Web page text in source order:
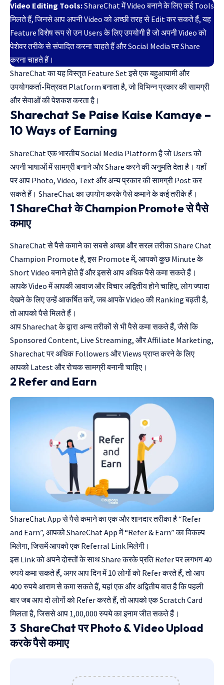
Video Editing Tools:ShareChat में Video बनाने के लिए कई Tools
मिलते हैं, जिनसे आप अपनी Video को अच्छी तरह से Edit कर सकते हैं, यह
Feature विशेष रूप से उन Users के लिए उपयोगी है जो अपनी Video को
पेशेवर तरीके से संपादित करना चाहते हैं और Social Media पर Share
करना चाहते हैं।
ShareChat का यह विस्तृत Feature Set इसे एक बहुआयामी और
उपयोगकर्ता-मित्रवत Platform बनाता है, जो विभिन्न प्रकार की सामग्री
और सेवाओं की पेशकश करता है।
Sharechat Se Paise Kaise Kamaye –
10 Ways of Earning
ShareChat एक भारतीय Social Media Platform है जो Users को
अपनी भाषाओं में सामग्री बनाने और Share करने की अनुमति देता है। यहाँ
पर आप Photo, Video, Text और अन्य प्रकार की सामग्री Post कर
सकते हैं। ShareChat का उपयोग करके पैसे कमाने के कई तरीके हैं।
1 ShareChat के Champion Promote से पैसे
कमाए
ShareChat से पैसे कमाने का सबसे अच्छा और सरल तरीका Share Chat
Champion Promote है, इस Promote में, आपको कुछ Minute के
Short Video बनाने होते हैं और इससे आप अधिक पैसे कमा सकते हैं।
आपके Video में आपकी आवाज और विचार अद्वितीय होने चाहिए, लोग ज्यादा
देखने के लिए उन्हें आकर्षित करें, जब आपके Video की Ranking बढ़ती है,
तो आपको पैसे मिलते हैं।
आप Sharechat के द्वारा अन्य तरीकों से भी पैसे कमा सकते हैं, जैसे कि
Sponsored Content, Live Streaming, और Affiliate Marketing,
Sharechat पर अधिक Followers और Views प्राप्त करने के लिए
आपको Latest और रोचक सामग्री बनानी चाहिए।
2 Refer and Earn
ShareChat App से पैसे कमाने का एक और शानदार तरीका है “Refer
and Earn”, आपको ShareChat App में “Refer & Earn” का विकल्प
मिलेगा, जिसमें आपको एक Referral Link मिलेगी।
इस Link को अपने दोस्तों के साथ Share करके प्रति Refer पर लगभग 40
रुपये कमा सकते हैं, अगर आप दिन में 10 लोगों को Refer करते हैं, तो आप
400 रुपये आराम से कमा सकते हैं, यहां एक और अद्वितीय बात है कि पहली
बार जब आप दो लोगों को Refer करते हैं, तो आपको एक Scratch Card
मिलता है, जिससे आप 1,00,000 रुपये का इनाम जीत सकते हैं।
3 ShareChat पर Photo & Video Upload
करके पैसे कमाए